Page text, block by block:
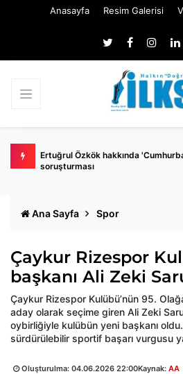
Anasayfa Resim Galerisi
belli
Ertuğrul Özkök hakkında
soruşturması
Ana Sayfa Spor
Çaykur Rizespor
başkanı Ali Zeki
Çaykur Rizespor Kulübü’nün 95.
aday olarak seçime giren Ali Zeki
oybirliğiyle kulübün yeni başkanı
sürdürülebilir sportif başarı vurgusu
Oluşturulma: 04.06.2026 22:00Kaynak: AA